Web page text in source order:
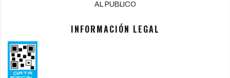
AL PUBLICO
INFORMACIÓN LEGAL